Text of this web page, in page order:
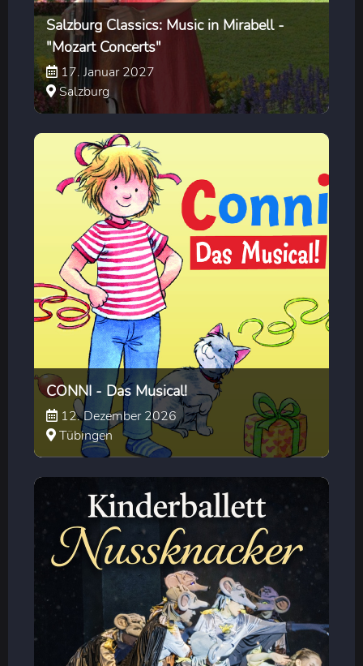
Salzburg Classics: Music in Mirabell -
"Mozart Concerts"
17. Januar 2027
Salzburg
CONNI - Das Musical!
12. Dezember 2026
Tübingen